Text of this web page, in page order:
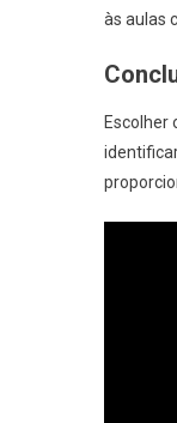
às aulas
Escolher